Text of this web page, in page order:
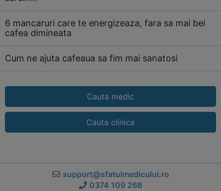
6 mancaruri care te energizeaza, fara sa mai bei
cafea dimineata
Cum ne ajuta cafeaua sa fim mai sanatosi
Cauta medic
Cauta clinica
support@sfatulmedicului.ro
0374 109 268